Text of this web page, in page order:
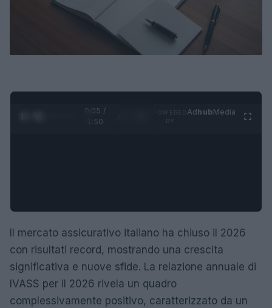
0:06 /
1:50
AdhubMedia
Il mercato assicurativo italiano ha chiuso il 2026
con risultati record, mostrando una crescita
significativa e nuove sfide. La relazione annuale di
IVASS per il 2026 rivela un quadro
complessivamente positivo, caratterizzato da un